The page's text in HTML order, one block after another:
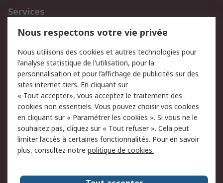
Services
750.000 produits
2.500 marques
Retours
Support technique
Track & trace
Legal
Politique de cookies
Sécurité des e-mails
Politique de protection
des données - Mise à
jour
Conditions générales
de vente
A propos de RS
Nous respectons votre vie privée
Nous utilisons des cookies et autres technologies pour
l'analyse statistique de l'utilisation, pour la
personnalisation et pour l’affichage de publicités sur des
sites internet tiers. En cliquant sur
« Tout accepter», vous acceptez le traitement des
cookies non essentiels. Vous pouvez choisir vos cookies
en cliquant sur « Paramétrer les cookies ». Si vous ne le
souhaitez pas, cliquez sur « Tout refuser ». Cela peut
limiter l’accès à certaines fonctionnalités. Pour en savoir
plus, consultez notre politique de cookies.